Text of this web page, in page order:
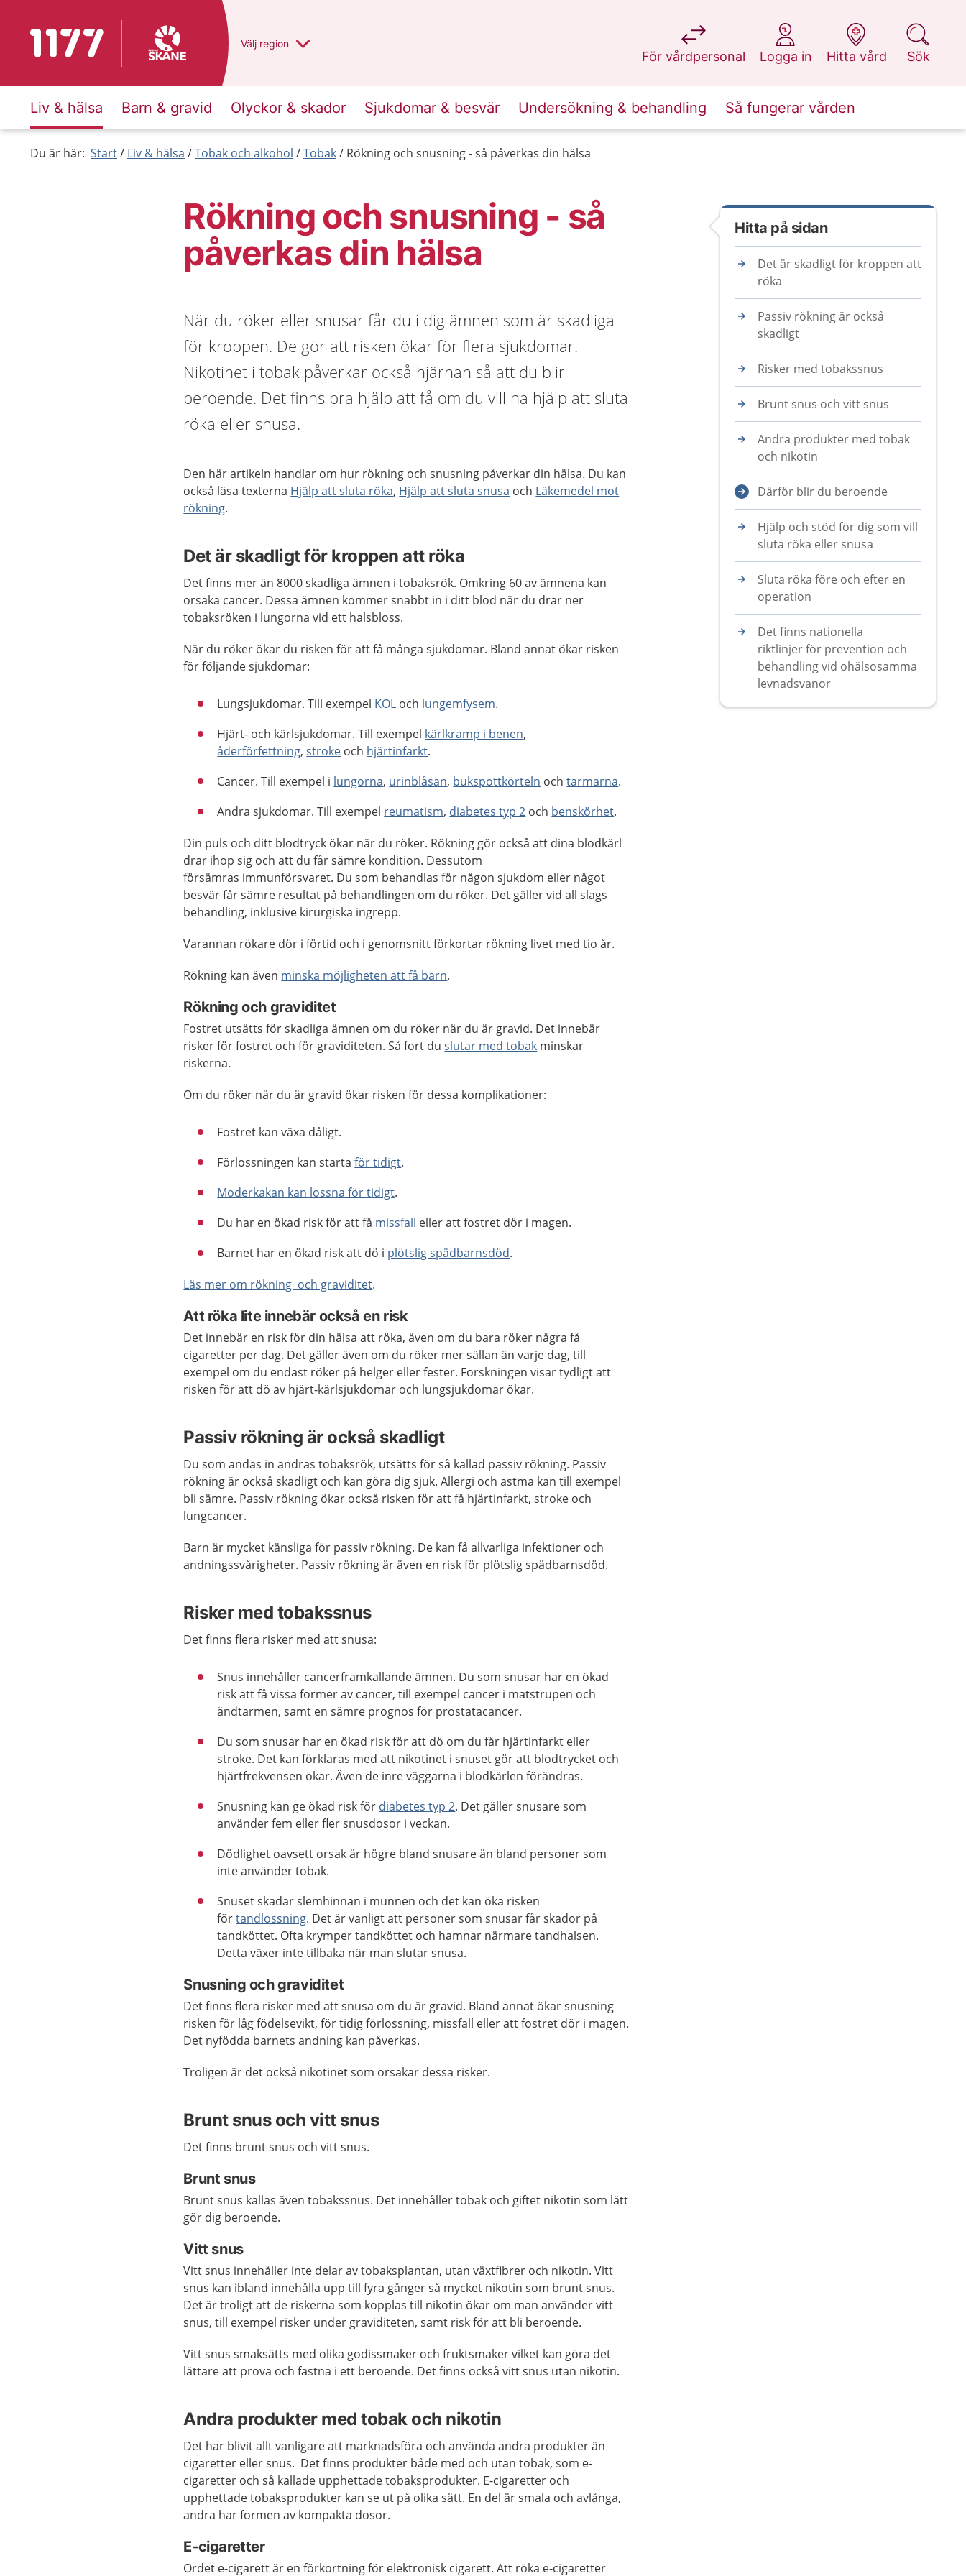
Till startsidan för 1177 Du har valt region
Välj en annan
region
För vårdpersonal
på 1177.se
Logga in
på 1177.se
Hitta vård
på 1177.se
Sök
på 1177.se
Liv & hälsa Barn & gravid Olyckor & skador Sjukdomar & besvär Undersökning & behandling Så fungerar vården
Du är här: Start Liv & hälsa Tobak och alkohol Tobak Rökning och snusning - så påverkas din hälsa
Rökning och snusning - så
påverkas din hälsa
När du röker eller snusar får du i dig ämnen som är skadliga
för kroppen. De gör att risken ökar för flera sjukdomar.
Nikotinet i tobak påverkar också hjärnan så att du blir
beroende. Det finns bra hjälp att få om du vill ha hjälp att sluta
röka eller snusa.
Den här artikeln handlar om hur rökning och snusning påverkar din hälsa. Du kan
också läsa texterna Hjälp att sluta röka, Hjälp att sluta snusa och Läkemedel mot
rökning.
Det är skadligt för kroppen att röka
Det finns mer än 8000 skadliga ämnen i tobaksrök. Omkring 60 av ämnena kan
orsaka cancer. Dessa ämnen kommer snabbt in i ditt blod när du drar ner
tobaksröken i lungorna vid ett halsbloss.
När du röker ökar du risken för att få många sjukdomar. Bland annat ökar risken
för följande sjukdomar:
Lungsjukdomar. Till exempel KOL och lungemfysem.
Hjärt- och kärlsjukdomar. Till exempel kärlkramp i benen,
åderförfettning,stroke och hjärtinfarkt.
Cancer. Till exempel i lungorna, urinblåsan, bukspottkörteln ochtarmarna.
Andra sjukdomar. Till exempel reumatism, diabetes typ 2 och benskörhet.
Din puls och ditt blodtryck ökar när du röker. Rökning gör också att dina blodkärl
drar ihop sig och att du får sämre kondition. Dessutom
försämras immunförsvaret. Du som behandlas för någon sjukdom eller något
besvär får sämre resultat på behandlingen om du röker. Det gäller vid all slags
behandling, inklusive kirurgiska ingrepp.
Varannan rökare dör i förtid och i genomsnitt förkortar rökning livet med tio år.
Rökning kan även minska möjligheten att få barn.
Rökning och graviditet
Fostret utsätts för skadliga ämnen om du röker när du är gravid. Det innebär
risker för fostret och för graviditeten. Så fort duslutar med tobak minskar
riskerna.
Om du röker när du är gravid ökar risken för dessa komplikationer:
Fostret kan växa dåligt.
Förlossningen kan startaför tidigt.
Moderkakan kan lossna för tidigt.
Du har en ökad risk för att få missfall eller att fostret dör i magen.
Barnet har en ökad risk att dö i plötslig spädbarnsdöd.
Läs mer om rökning och graviditet.
Att röka lite innebär också en risk
Det innebär en risk för din hälsa att röka, även om du bara röker några få
cigaretter per dag. Det gäller även om du röker mer sällan än varje dag, till
exempel om du endast röker på helger eller fester. Forskningen visar tydligt att
risken för att dö av hjärt-kärlsjukdomar och lungsjukdomar ökar.
Passiv rökning är också skadligt
Du som andas in andras tobaksrök, utsätts för så kallad passiv rökning. Passiv
rökning är också skadligt och kan göra dig sjuk. Allergi och astma kan till exempel
bli sämre. Passiv rökning ökar också risken för att få hjärtinfarkt, stroke och
lungcancer.
Barn är mycket känsliga för passiv rökning. De kan få allvarliga infektioner och
andningssvårigheter. Passiv rökning är även en risk för plötslig spädbarnsdöd.
Risker med tobakssnus
Det finns flera risker med att snusa:
Snus innehåller cancerframkallande ämnen. Du som snusar har en ökad
risk att få vissa former av cancer, till exempel cancer i matstrupen och
ändtarmen, samt en sämre prognos för prostatacancer.
Du som snusar har en ökad risk för att dö om du får hjärtinfarkt eller
stroke. Det kan förklaras med att nikotinet i snuset gör att blodtrycket och
hjärtfrekvensen ökar. Även de inre väggarna i blodkärlen förändras.
Snusning kan ge ökad risk för diabetes typ 2. Det gäller snusare som
använder fem eller fler snusdosor i veckan.
Dödlighet oavsett orsak är högre bland snusare än bland personer som
inte använder tobak.
Snuset skadar slemhinnan i munnen och det kan öka risken
förtandlossning. Det är vanligt att personer som snusar får skador på
tandköttet. Ofta krymper tandköttet och hamnar närmare tandhalsen.
Detta växer inte tillbaka när man slutar snusa.
Snusning och graviditet
Det finns flera risker med att snusa om du är gravid. Bland annat ökar snusning
risken för låg födelsevikt, för tidig förlossning, missfall eller att fostret dör i magen.
Det nyfödda barnets andning kan påverkas.
Troligen är det också nikotinet som orsakar dessa risker.
Brunt snus och vitt snus
Det finns brunt snus och vitt snus.
Brunt snus
Brunt snus kallas även tobakssnus. Det innehåller tobak och giftet nikotin som lätt
gör dig beroende.
Vitt snus
Vitt snus innehåller inte delar av tobaksplantan, utan växtfibrer och nikotin. Vitt
snus kan ibland innehålla upp till fyra gånger så mycket nikotin som brunt snus.
Det är troligt att de riskerna som kopplas till nikotin ökar om man använder vitt
snus, till exempel risker under graviditeten, samt risk för att bli beroende.
Vitt snus smaksätts med olika godissmaker och fruktsmaker vilket kan göra det
lättare att prova och fastna i ett beroende. Det finns också vitt snus utan nikotin.
Andra produkter med tobak och nikotin
Det har blivit allt vanligare att marknadsföra och använda andra produkter än
cigaretter eller snus. Det finns produkter både med och utan tobak, som e-
cigaretter och så kallade upphettade tobaksprodukter. E-cigaretter och
upphettade tobaksprodukter kan se ut på olika sätt. En del är smala och avlånga,
andra har formen av kompakta dosor.
E-cigaretter
Ordet e-cigarett är en förkortning för elektronisk cigarett. Att röka e-cigaretter
Hitta på sidan
Det är skadligt för kroppen att
röka
Passiv rökning är också
skadligt
Risker med tobakssnus
Brunt snus och vitt snus
Andra produkter med tobak
och nikotin
Därför blir du beroende
Hjälp och stöd för dig som vill
sluta röka eller snusa
Sluta röka före och efter en
operation
Det finns nationella
riktlinjer för prevention och
behandling vid ohälsosamma
levnadsvanor